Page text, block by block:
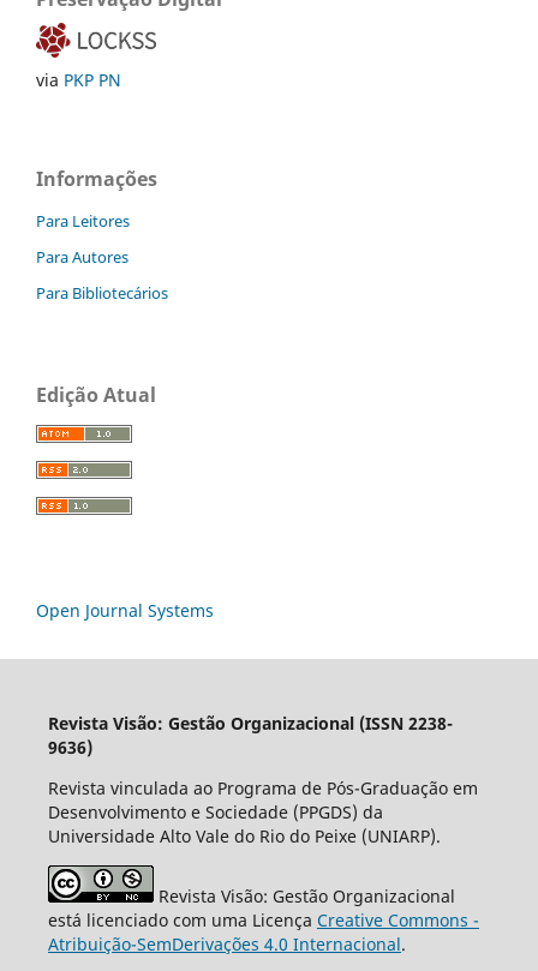
via PKP PN
Informações
Para Leitores
Para Autores
Para Bibliotecários
Edição Atual
Open Journal Systems
Revista Visão: Gestão Organizacional (ISSN 2238-
9636)
Revista vinculada ao Programa de Pós-Graduação em
Desenvolvimento e Sociedade (PPGDS) da
Universidade Alto Vale do Rio do Peixe (UNIARP).
Revista Visão: Gestão Organizacional
está licenciado com uma Licença Creative Commons -
Atribuição-SemDerivações 4.0 Internacional.